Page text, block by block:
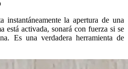
instantáneamente la apertura de una
está activada, sonará con fuerza si se
Es una verdadera herramienta de